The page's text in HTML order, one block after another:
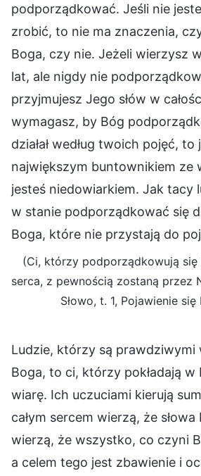
podporządkować. Jeśli nie
zrobić, to nie ma znaczenia,
Boga, czy nie. Jeżeli wierzysz
lat, ale nigdy nie
przyjmujesz Jego słów w
wymagasz, by Bóg
działał według twoich pojęć, to
największym buntownikiem ze
jesteś niedowiarkiem. Jak tacy
w stanie podporządkować się
Boga, które nie przystają do
(Ci, którzy podporządkowują się
serca, z pewnością zostaną przez
Słowo, t. 1, Pojawienie
Ludzie, którzy są prawdziwymi
Boga, to ci, którzy pokładają
wiarę. Ich uczuciami kierują
całym sercem wierzą, że
wierzą, że wszystko, co czyni
a celem tego jest zbawienie i